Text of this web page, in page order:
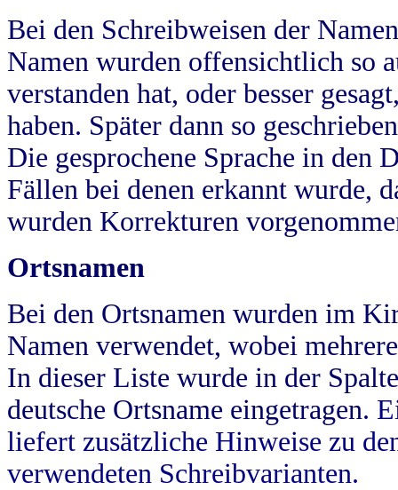
Bei den Schreibweisen der
Namen wurden offensichtlich so
verstanden hat, oder besser
haben. Später dann so
Die gesprochene Sprache in
Fällen bei denen erkannt wurde,
wurden Korrekturen
Ortsnamen
Bei den Ortsnamen wurden im
Namen verwendet, wobei
In dieser Liste wurde in der
deutsche Ortsname eingetragen.
liefert zusätzliche Hinweise zu
verwendeten Schreibvarianten.